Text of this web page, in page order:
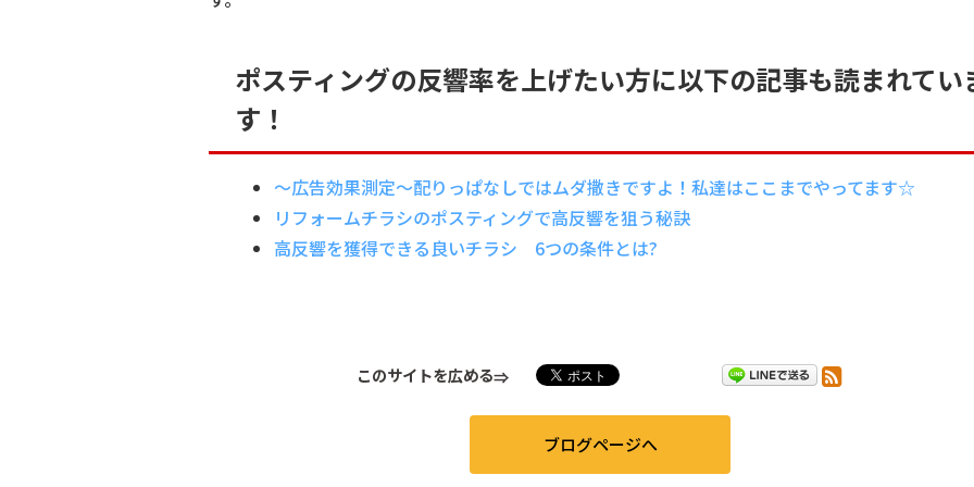
ポスティングの反響率を上げたい方に以下の記事も読まれてい
す！
～広告効果測定～配りっぱなしではムダ撒きですよ！私達はここまでやってます☆
リフォームチラシのポスティングで高反響を狙う秘訣
高反響を獲得できる良いチラシ 6つの条件とは?
このサイトを広める
ブログページへ